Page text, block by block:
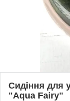
Сидіння для
"Aqua Fairy"